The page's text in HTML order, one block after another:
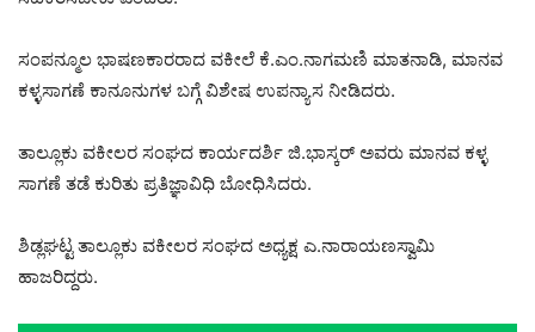
ಸಂಪನ್ಮೂಲ ಭಾಷಣಕಾರರಾದ ವಕೀಲೆ ಕೆ.ಎಂ.ನಾಗಮಣಿ ಮಾತನಾಡಿ, ಮಾನವ
ಕಳ್ಳಸಾಗಣೆ ಕಾನೂನುಗಳ ಬಗ್ಗೆ ವಿಶೇಷ ಉಪನ್ಯಾಸ ನೀಡಿದರು.
ತಾಲ್ಲೂಕು ವಕೀಲರ ಸಂಘದ ಕಾರ್ಯದರ್ಶಿ ಜಿ.ಭಾಸ್ಕರ್ ಅವರು ಮಾನವ ಕಳ್ಳ
ಸಾಗಣೆ ತಡೆ ಕುರಿತು ಪ್ರತಿಜ್ಞಾವಿಧಿ ಬೋಧಿಸಿದರು.
ಶಿಡ್ಲಘಟ್ಟ ತಾಲ್ಲೂಕು ವಕೀಲರ ಸಂಘದ ಅಧ್ಯಕ್ಷ ಎ.ನಾರಾಯಣಸ್ವಾಮಿ
ಹಾಜರಿದ್ದರು.